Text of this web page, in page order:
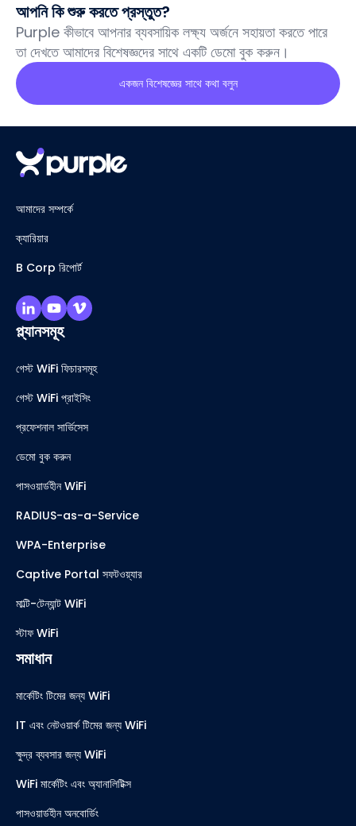
আপনি কি শুরু করতে প্রস্তুত?
Purple কীভাবে আপনার ব্যবসায়িক লক্ষ্য অর্জনে সহায়তা করতে পারে
তা দেখতে আমাদের বিশেষজ্ঞদের সাথে একটি ডেমো বুক করুন।
একজন বিশেষজ্ঞের সাথে কথা বলুন
আমাদের সম্পর্কে
ক্যারিয়ার
B Corp রিপোর্ট
প্ল্যানসমূহ
গেস্ট WiFi ফিচারসমূহ
গেস্ট WiFi প্রাইসিং
প্রফেশনাল সার্ভিসেস
ডেমো বুক করুন
পাসওয়ার্ডহীন WiFi
RADIUS-as-a-Service
WPA-Enterprise
Captive Portal সফটওয়্যার
মাল্টি-টেন্যান্ট WiFi
স্টাফ WiFi
সমাধান
মার্কেটিং টিমের জন্য WiFi
IT এবং নেটওয়ার্ক টিমের জন্য WiFi
ক্ষুদ্র ব্যবসার জন্য WiFi
WiFi মার্কেটিং এবং অ্যানালিটিক্স
পাসওয়ার্ডহীন অনবোর্ডিং